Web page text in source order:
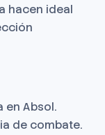
hacen ideal
en Absol.
de combate.